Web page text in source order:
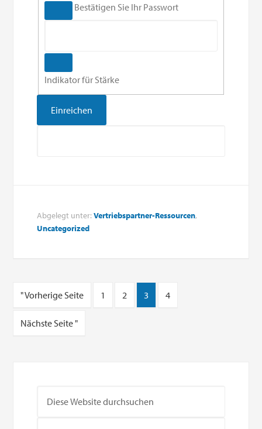
Bestätigen Sie Ihr Passwort
Indikator für Stärke
Abgelegt unter:Vertriebspartner-Ressourcen,
Uncategorized
" Vorherige Seite 1 2 3 4
Nächste Seite "